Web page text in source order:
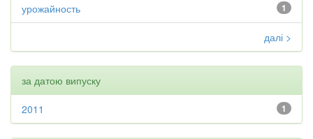
1
урожайность
далі >
за датою випуску
1
2011